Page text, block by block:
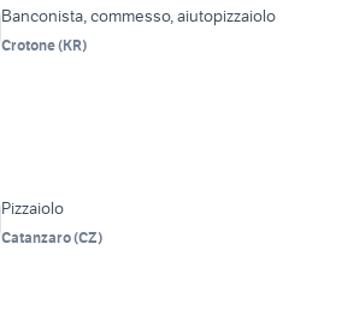
Banconista, commesso, aiutopizzaiolo
Crotone(KR)
Pizzaiolo
Catanzaro(CZ)